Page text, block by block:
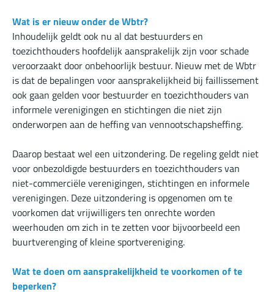
Wat is er nieuw onder de Wbtr?
Inhoudelijk geldt ook nu al dat bestuurders en
toezichthouders hoofdelijk aansprakelijk zijn voor schade
veroorzaakt door onbehoorlijk bestuur. Nieuw met de Wbtr
is dat de bepalingen voor aansprakelijkheid bij faillissement
ook gaan gelden voor bestuurder en toezichthouders van
informele verenigingen en stichtingen die niet zijn
onderworpen aan de heffing van vennootschapsheffing.
Daarop bestaat wel een uitzondering. De regeling geldt niet
voor onbezoldigde bestuurders en toezichthouders van
niet-commerciële verenigingen, stichtingen en informele
verenigingen. Deze uitzondering is opgenomen om te
voorkomen dat vrijwilligers ten onrechte worden
weerhouden om zich in te zetten voor bijvoorbeeld een
buurtverenging of kleine sportvereniging.
Wat te doen om aansprakelijkheid te voorkomen of te
beperken?